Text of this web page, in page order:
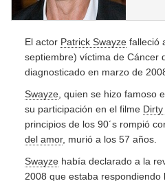
El actor Patrick Swayze falleció
septiembre) víctima de Cáncer
diagnosticado en marzo de
Swayze , quien se hizo famoso
su participación en el filme
principios de los 90´s rompió
del amor, murió a los 57 años.
Swayze había declarado a la
2008 que estaba